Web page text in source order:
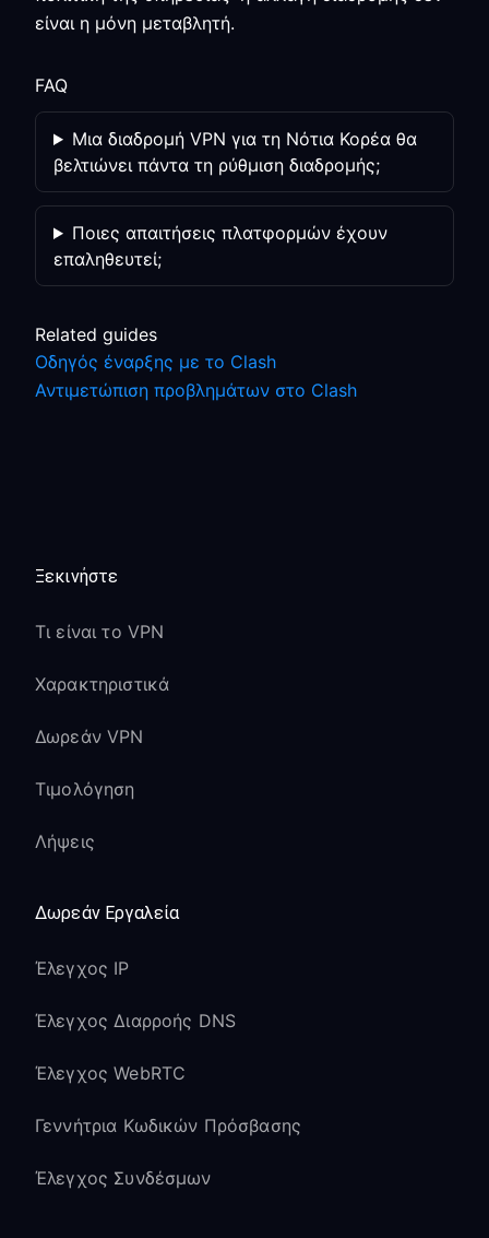
είναι η μόνη μεταβλητή.
FAQ
Μια διαδρομή VPN για τη Νότια Κορέα θα
βελτιώνει πάντα τη ρύθμιση διαδρομής;
Ποιες απαιτήσεις πλατφορμών έχουν
επαληθευτεί;
Related guides
Οδηγός έναρξης με το Clash
Αντιμετώπιση προβλημάτων στο Clash
Ξεκινήστε
Τι είναι το VPN
Χαρακτηριστικά
Δωρεάν VPN
Τιμολόγηση
Λήψεις
Δωρεάν Εργαλεία
Έλεγχος IP
Έλεγχος Διαρροής DNS
Έλεγχος WebRTC
Γεννήτρια Κωδικών Πρόσβασης
Έλεγχος Συνδέσμων